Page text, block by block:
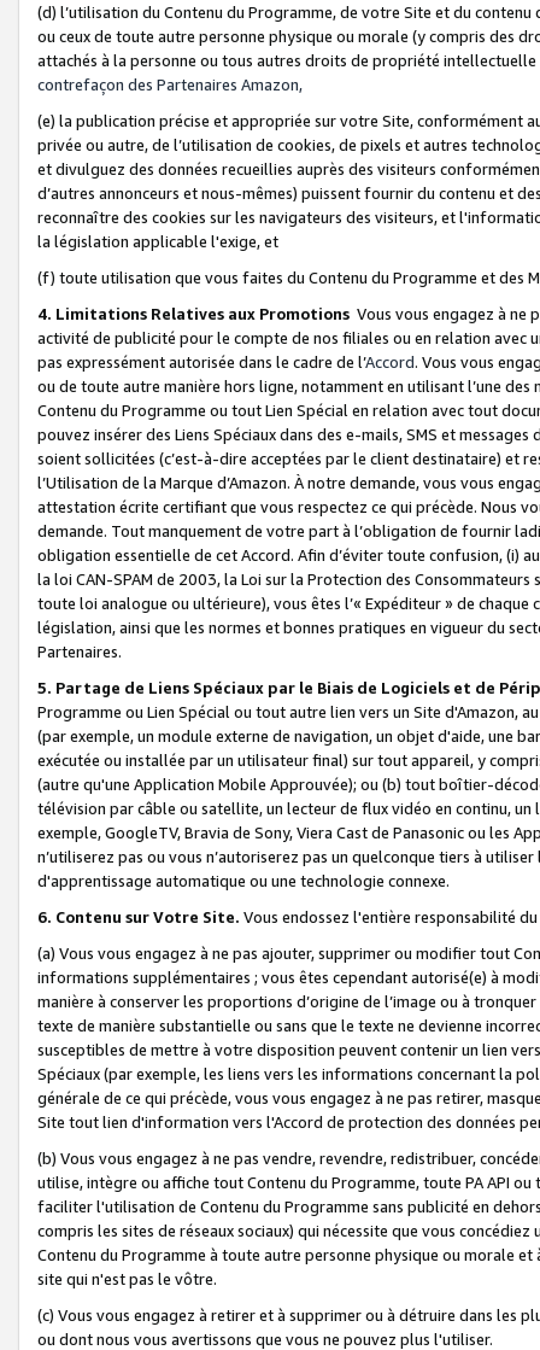
(d) l’utilisation du Contenu du Programme, de votre Site et du
ou ceux de toute autre personne physique ou morale (y compris des
attachés à la personne ou tous autres droits de propriété
contrefaçon des Partenaires Amazon,
(e) la publication précise et appropriée sur votre Site, conformément
privée ou autre, de l’utilisation de cookies, de pixels et autres
et divulguez des données recueillies auprès des visiteurs
d’autres annonceurs et nous-mêmes) puissent fournir du contenu et
reconnaître des cookies sur les navigateurs des visiteurs, et
la législation applicable l'exige, et
(f) toute utilisation que vous faites du Contenu du Programme et des
4. Limitations Relatives aux Promotions Vous vous engagez à ne
activité de publicité pour le compte de nos filiales ou en relation avec
pas expressément autorisée dans le cadre de l’Accord. Vous vous
ou de toute autre manière hors ligne, notamment en utilisant l’une
Contenu du Programme ou tout Lien Spécial en relation avec tout
pouvez insérer des Liens Spéciaux dans des e-mails, SMS et
soient sollicitées (c’est-à-dire acceptées par le client destinataire) et
l’Utilisation de la Marque d’Amazon. À notre demande, vous vous
attestation écrite certifiant que vous respectez ce qui précède. Nous
demande. Tout manquement de votre part à l’obligation de fournir
obligation essentielle de cet Accord. Afin d’éviter toute confusion, (i)
la loi CAN-SPAM de 2003, la Loi sur la Protection des
toute loi analogue ou ultérieure), vous êtes l’« Expéditeur » de
législation, ainsi que les normes et bonnes pratiques en vigueur du
Partenaires.
5. Partage de Liens Spéciaux par le Biais de Logiciels et de
Programme ou Lien Spécial ou tout autre lien vers un Site d'Amazon,
(par exemple, un module externe de navigation, un objet d'aide, une
exécutée ou installée par un utilisateur final) sur tout appareil, y
(autre qu'une Application Mobile Approuvée); ou (b) tout boîtier-
télévision par câble ou satellite, un lecteur de flux vidéo en continu,
exemple, GoogleTV, Bravia de Sony, Viera Cast de Panasonic ou les
n’utiliserez pas ou vous n’autoriserez pas un quelconque tiers à
d'apprentissage automatique ou une technologie connexe.
6. Contenu sur Votre Site. Vous endossez l'entière responsabilité
(a) Vous vous engagez à ne pas ajouter, supprimer ou modifier tout
informations supplémentaires ; vous êtes cependant autorisé(e) à
manière à conserver les proportions d’origine de l’image ou à
texte de manière substantielle ou sans que le texte ne devienne
susceptibles de mettre à votre disposition peuvent contenir un lien
Spéciaux (par exemple, les liens vers les informations concernant la
générale de ce qui précède, vous vous engagez à ne pas retirer,
Site tout lien d'information vers l'Accord de protection des données
(b) Vous vous engagez à ne pas vendre, revendre, redistribuer,
utilise, intègre ou affiche tout Contenu du Programme, toute PA API
faciliter l'utilisation de Contenu du Programme sans publicité en
compris les sites de réseaux sociaux) qui nécessite que vous
Contenu du Programme à toute autre personne physique ou morale
site qui n'est pas le vôtre.
(c) Vous vous engagez à retirer et à supprimer ou à détruire dans les
ou dont nous vous avertissons que vous ne pouvez plus l'utiliser.